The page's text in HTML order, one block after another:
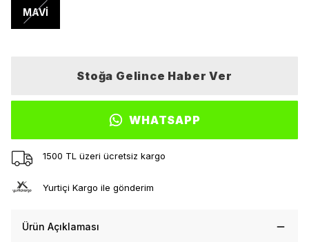
MAVİ
Stoğa Gelince Haber Ver
WHATSAPP
1500 TL üzeri ücretsiz kargo
Yurtiçi Kargo ile gönderim
Ürün Açıklaması